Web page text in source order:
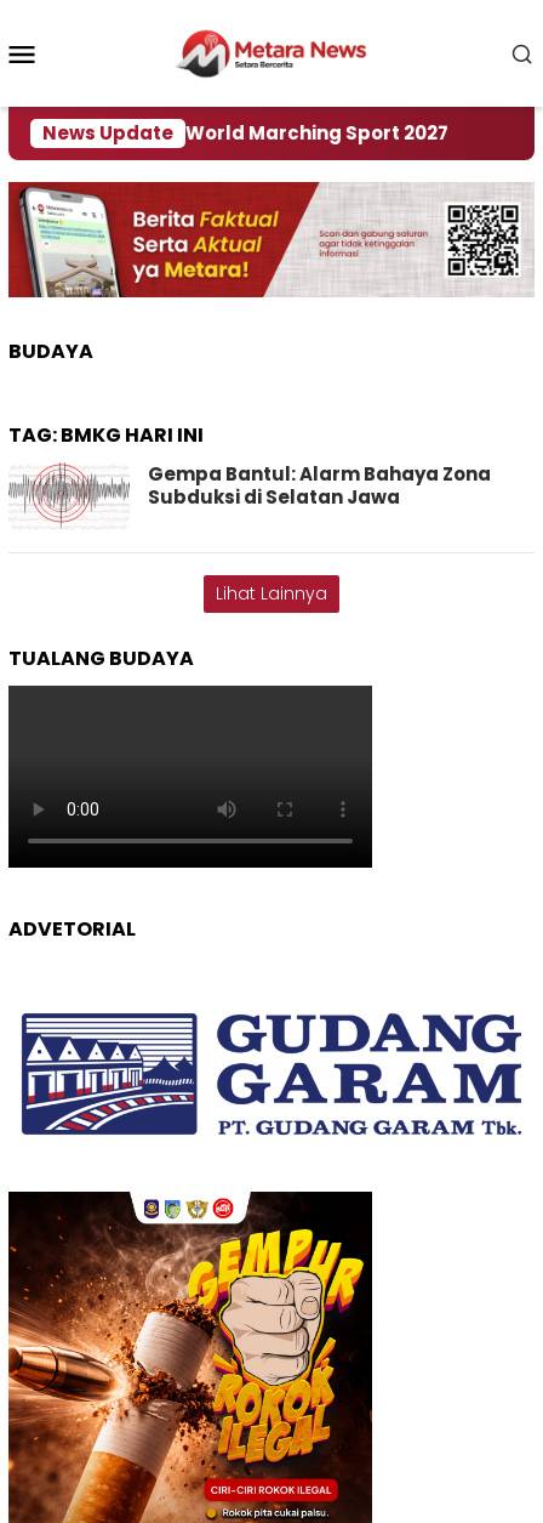
konten
News Update
Rumah World Marching Sport 2027
BUDAYA
TAG:BMKG HARI INI
Gempa Bantul: Alarm Bahaya Zona
Subduksi di Selatan Jawa
Lihat Lainnya
TUALANG BUDAYA
ADVETORIAL